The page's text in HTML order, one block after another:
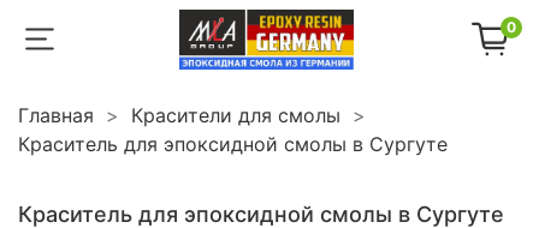
0
Главная
Красители для смолы
Краситель для эпоксидной смолы в Сургуте
Краситель для эпоксидной смолы в Сургуте